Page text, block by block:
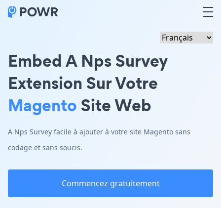
Embed A Nps Survey
Extension Sur Votre
MagentoSite Web
A Nps Survey facile à ajouter à votre site Magento sans
codage et sans soucis.
Commencez gratuitement